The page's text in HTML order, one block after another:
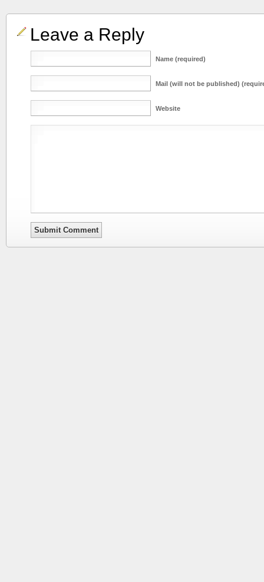
Leave a Reply
Name (required)
Mail (will not be published)
Website